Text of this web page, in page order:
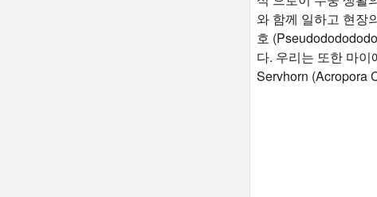
와 함께 일하고 현장
호
다. 우리는 또한 마
Servhorn (Acropora